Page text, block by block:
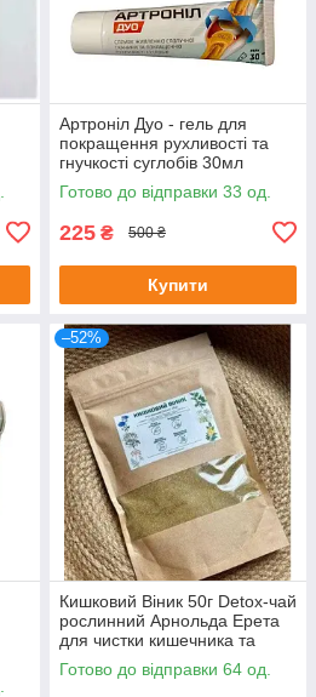
Артроніл Дуо - гель для
покращення рухливості та
гнучкості суглобів 30мл
Готово до відправки 33 од.
225 ₴ 500 ₴
Купити
–52%
Кишковий Віник 50г Detox-чай
рослинний Арнольда Ерета
для чистки кишечника та
організму 50 г
Готово до відправки 64 од.